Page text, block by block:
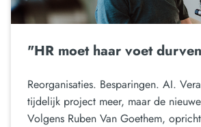
"HR moet haar voet
Reorganisaties. Besparingen. AI.
tijdelijk project meer, maar de
Volgens Ruben Van Goethem,